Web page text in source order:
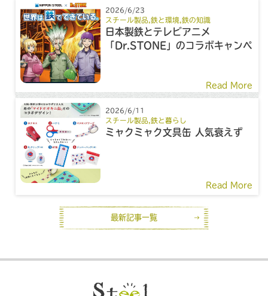
2026/6/23
スチール製品,鉄と環境,鉄の知識
日本製鉄とテレビアニメ
「Dr.STONE」のコラボキャンペ
Read More
2026/6/11
スチール製品 ,鉄と暮らし
ミャクミャク文具缶 人気衰えず
Read More
最新記事一覧